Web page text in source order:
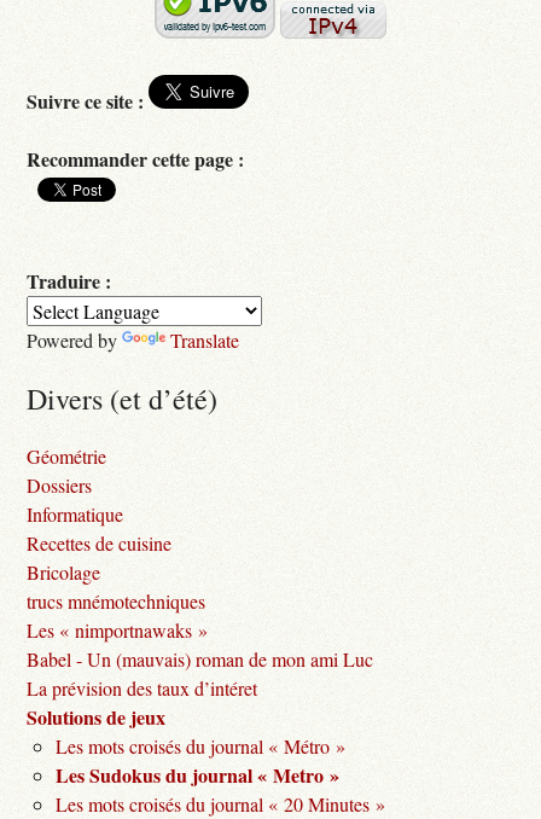
Suivre ce site :
Recommander cette page :
Traduire :
Powered by Translate
Divers (et d’été)
Géométrie
Dossiers
Informatique
Recettes de cuisine
Bricolage
trucs mnémotechniques
Les « nimportnawaks »
Babel - Un (mauvais) roman de mon ami Luc
La prévision des taux d’intéret
Solutions de jeux
Les mots croisés du journal « Métro »
Les Sudokus du journal « Metro »
Les mots croisés du journal « 20 Minutes »